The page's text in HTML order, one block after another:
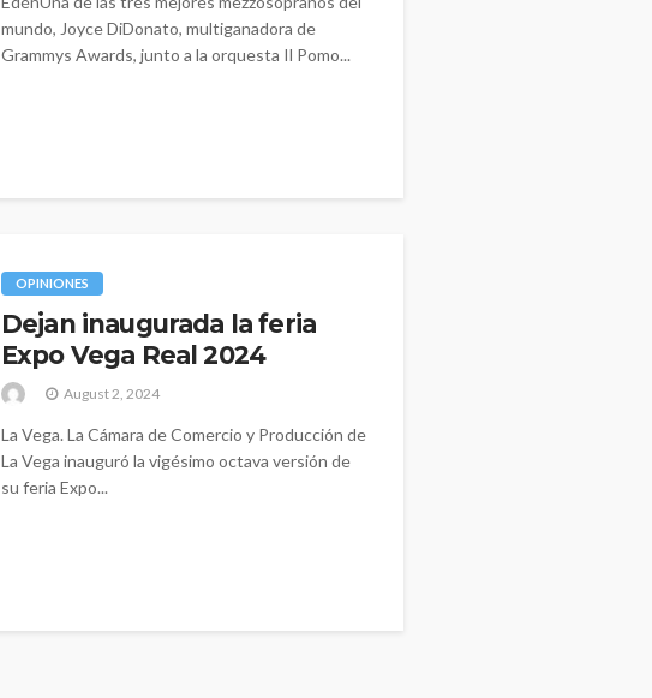
mundo, Joyce DiDonato, multiganadora de
Grammys Awards, junto a la orquesta Il Pomo...
OPINIONES
Dejan inaugurada la feria
Expo Vega Real 2024
August 2, 2024
La Vega. La Cámara de Comercio y Producción de
La Vega inauguró la vigésimo octava versión de
su feria Expo...